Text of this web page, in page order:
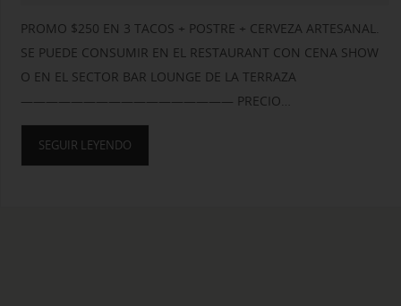
PROMO $250 EN 3 TACOS + POSTRE + CERVEZA ARTESANAL.
SE PUEDE CONSUMIR EN EL RESTAURANT CON CENA SHOW
O EN EL SECTOR BAR LOUNGE DE LA TERRAZA
————————————————— PRECIO…
SEGUIR LEYENDO